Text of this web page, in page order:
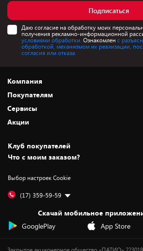
Подписаться
Даю согласие на обработку моих
получения рекламно-информационной
условиями обработки. Ознакомлен с
обработкой, механизмом их реализации,
согласия или отказа.
Компания
О нас
Адреса магазинов
Новости
Статьи и обзоры
Вакансии
Дай пять добру!
Покупателям
Как сделать заказ
Оплата и доставка
Безналичный расчёт
Обмен и возврат товара
Обработка персональных данных
Подарочные карты
Сервисы
Установка техники
Для игровых консолей
Для мобильных устройств
Для компьютеров
Сервисные центры
Акции
Скидки и промокоды
Белорусские товары
Бонусы
Оплата частями
Уценка
Клуб покупателей
Что с моим заказом?
Выбор настроек Cookie
(17) 359-59-59
Скачай мобильное
GooglePlay
App Store